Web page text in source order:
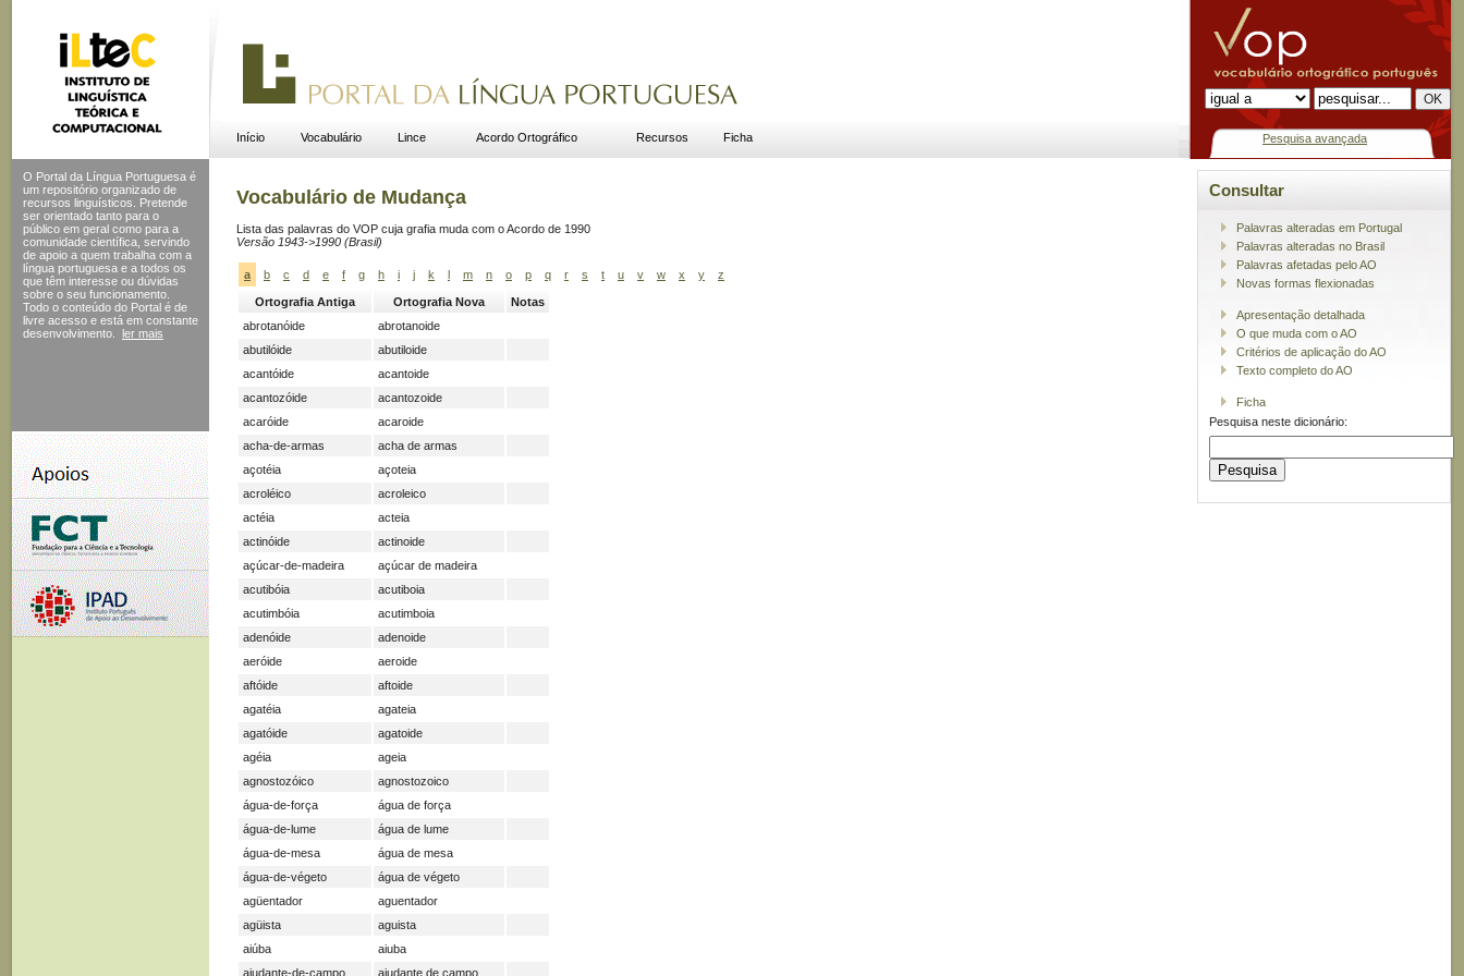
Início Vocabulário Lince Acordo Ortográfico Recursos Ficha Pesquisa avançada
O Portal da Língua Portuguesa é
um repositório organizado de
recursos linguísticos. Pretende
ser orientado tanto para o
público em geral como para a
comunidade científica, servindo
de apoio a quem trabalha com a
língua portuguesa e a todos os
que têm interesse ou dúvidas
sobre o seu funcionamento.
Todo o conteúdo do Portal é de
livre acesso e está em constante
desenvolvimento.
ler mais
Vocabulário de Mudança
Lista das palavras do VOP cuja grafia muda com o Acordo de 1990
Versão 1943->1990 (Brasil)
a b c d e f g h i j k l m n o p q r s t u v w x y z
Ortografia Antiga Ortografia Nova
Notas
abrotanóide
abrotanoide
abutilóide
abutiloide
acantóide
acantoide
acantozóide
acantozoide
acaróide
acaroide
acha-de-armas
acha de armas
açotéia
açoteia
acroléico
acroleico
actéia
acteia
actinóide
actinoide
açúcar-de-madeira
açúcar de madeira
acutibóia
acutiboia
acutimbóia
acutimboia
adenóide
adenoide
aeróide
aeroide
aftóide
aftoide
agatéia
agateia
agatóide
agatoide
agéia
ageia
agnostozóico
agnostozoico
água-de-força
água de força
água-de-lume
água de lume
água-de-mesa
água de mesa
água-de-végeto
água de végeto
agüentador
aguentador
agüista
aguista
aiúba
aiuba
ajudante-de-campo
ajudante de campo
Consultar
Palavras alteradas em Portugal
Palavras alteradas no Brasil
Palavras afetadas pelo AO
Novas formas flexionadas
Apresentação detalhada
O que muda com o AO
Critérios de aplicação do AO
Texto completo do AO
Ficha
Pesquisa neste dicionário: